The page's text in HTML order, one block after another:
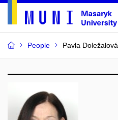
People Pavla Doležalová